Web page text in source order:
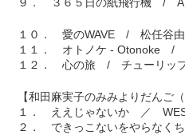
９． ３６５日の紙飛行機 /
１０． 愛のWAVE / 松任谷由
１１． オトノケ - Otonoke /
１２． 心の旅 / チューリッ
【和田麻実子のみみよりだんご
１． ええじゃないか ／
２． できっこないをやらなく